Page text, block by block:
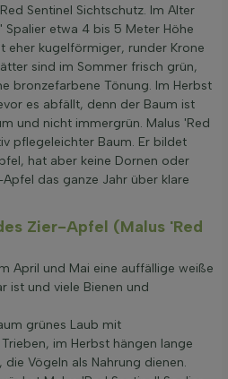
Sentinel Sichtschutz. Im Alter
Spalier etwa 4 bis 5 Meter Höhe
eher kugelförmiger, runder Krone
sind im Sommer frisch grün,
bronzefarbene Tönung. Im Herbst
es abfällt, denn der Baum ist
und nicht immergrün. Malus 'Red
pflegeleichter Baum. Er bildet
hat aber keine Dornen oder
das ganze Jahr über klare
Zier-Apfel (Malus 'Red
April und Mai eine auffällige weiße
ist und viele Bienen und
grünes Laub mit
im Herbst hängen lange
Vögeln als Nahrung dienen.